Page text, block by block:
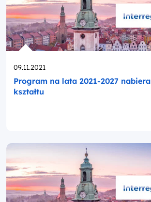
Opublikowano
09.11.2021
Program na lata 2021-2027 nabiera
kształtu